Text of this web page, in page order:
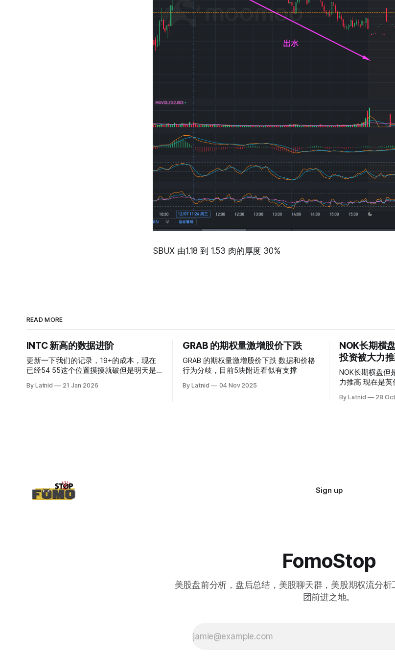
SBUX 由1.18 到 1.53 肉的厚度 30%
READ MORE
INTC 新高的数据进阶
更新一下我们的记录，19+的成本，现在
已经54 55这个位置摸摸就破但是明天是
而应该谨慎，数据很明显偏向多头，47的
By Latnid 21 Jan 2026
GRAB 的期权量激增股价下跌
GRAB 的期权量激增股价下跌 数据和价格
行为分歧，目前5块附近看似有支撑
By Latnid 04 Nov 2025
NOK长期横
投资被大力
NOK长期横盘但
力推高 现在是英伟达把手上的钱到处游走
By Latnid 28
Sign up
FomoStop
美股盘前分析，盘后总结，美股聊天群，美股期权流分
团前进之地。